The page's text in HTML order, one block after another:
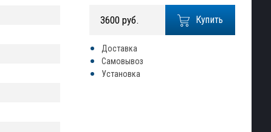
Купить
3600 руб.
Доставка
Самовывоз
Установка